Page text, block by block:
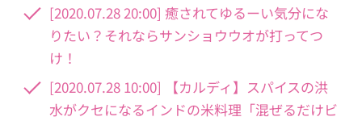
[2020.07.28 20:00] 癒されてゆるーい気分にな
りたい？それならサンショウウオが打ってつ
け！
[2020.07.28 10:00] 【カルディ】スパイスの洪
水がクセになるインドの米料理「混ぜるだけビ